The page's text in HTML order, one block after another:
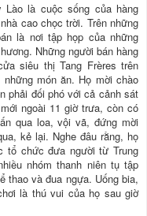
Lào là cuộc sống của hàng
cao chọc trời. Trên những
là nơi tập họp của những
Những người bán hàng
siêu thị Tang Frères trên
món ăn. Họ mời chào
phải đối phó với cả cảnh sát
ngoài 11 giờ trưa, còn có
qua loa, vội vã, đứng mời
kẻ lại. Nghe đâu rằng, họ
tổ chức đưa người từ Trung
nhóm thanh niên tụ tập
thao và đua ngựa. Uống bia,
là thú vui của họ sau giờ